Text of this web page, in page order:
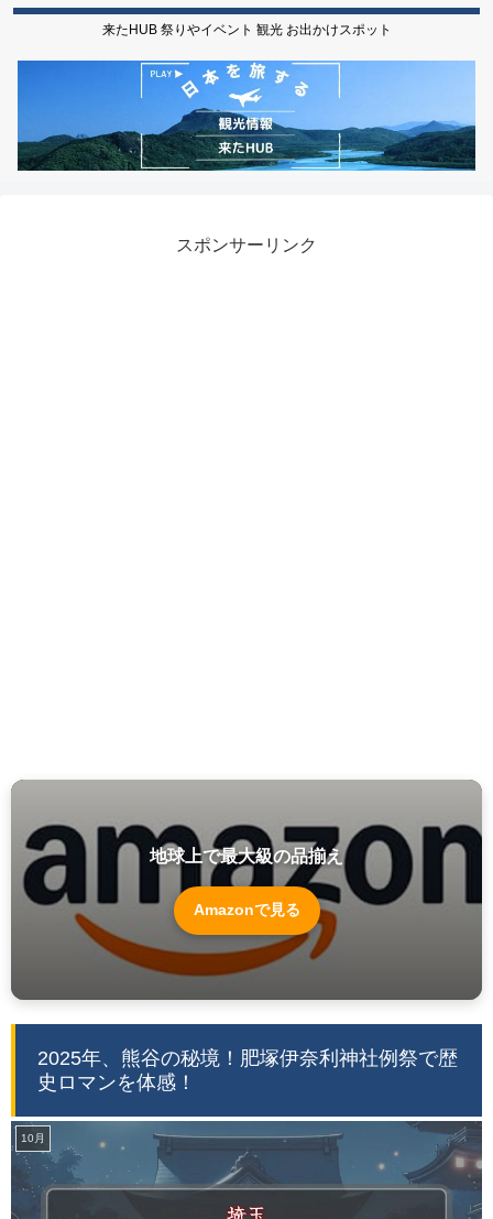
来たHUB 祭りやイベント 観光 お出かけスポット
スポンサーリンク
地球上で最大級の品揃え
Amazonで見る
2025年、熊谷の秘境！肥塚伊奈利神社例祭で歴
史ロマンを体感！
10月